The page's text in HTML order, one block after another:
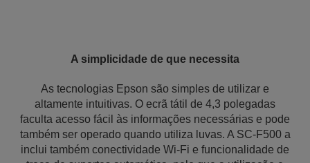
A simplicidade de que necessita
As tecnologias Epson são simples de utilizar e
altamente intuitivas. O ecrã tátil de 4,3 polegadas
faculta acesso fácil às informações necessárias e pode
também ser operado quando utiliza luvas. A SC-F500 a
inclui também conectividade Wi-Fi e funcionalidade de